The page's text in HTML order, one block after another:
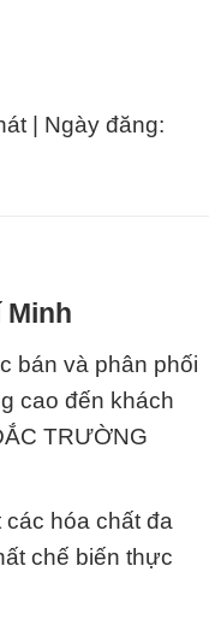
| Ngày đăng:
Minh
bán và phân phối
cao đến khách
TRƯỜNG
hóa chất đa
chế biến thực